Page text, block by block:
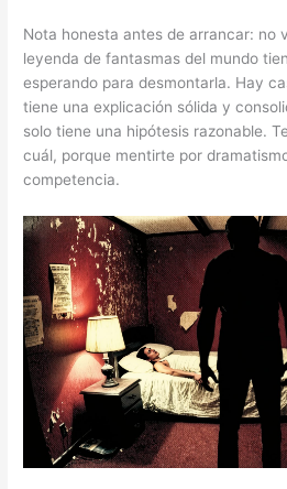
Nota honesta antes de arrancar: no
leyenda de fantasmas del mundo
esperando para desmontarla. Hay
tiene una explicación sólida y
solo tiene una hipótesis razonable.
cuál, porque mentirte por
competencia.